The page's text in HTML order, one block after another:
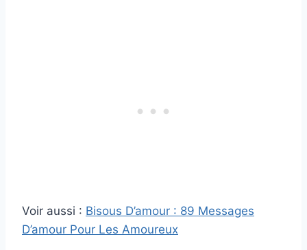
Voir aussi : Bisous D’amour : 89 Messages
D’amour Pour Les Amoureux